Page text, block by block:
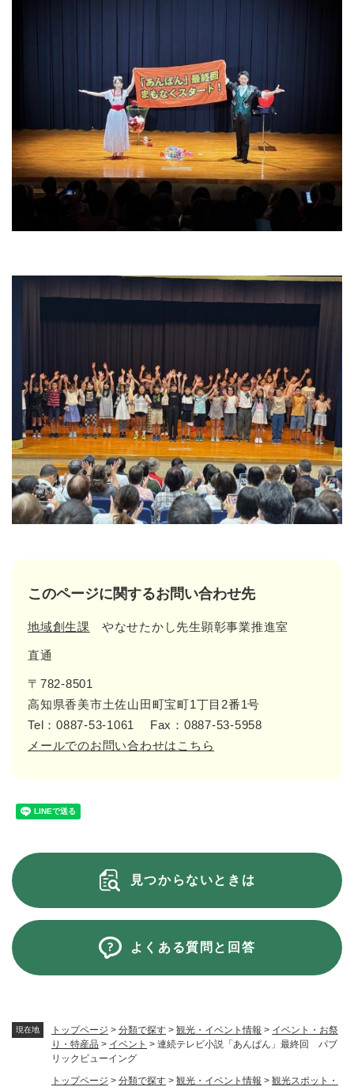
現在地 トップページ > 分類で探す > 観光・イベント情報 > イベント・お祭
り・特産品 > イベント > 連続テレビ小説「あんぱん」最終回 パブ
リックビューイング
トップページ > 分類で探す > 観光・イベント情報 > 観光スポット・
このページに関するお問い合わせ先
地域創生課 やなせたかし先生顕彰事業推進室
直通
〒782-8501
高知県香美市土佐山田町宝町1丁目2番1号
Tel：0887-53-1061
Fax：0887-53-5958
メールでのお問い合わせはこちら
見つからないときは
よくある質問と回答